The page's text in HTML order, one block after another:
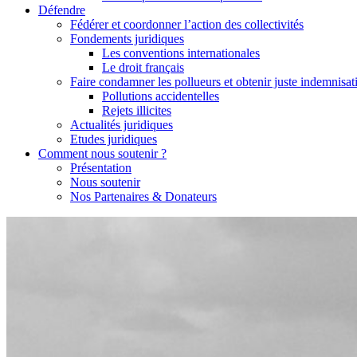
Défendre
Fédérer et coordonner l’action des collectivités
Fondements juridiques
Les conventions internationales
Le droit français
Faire condamner les pollueurs et obtenir juste
Pollutions accidentelles
Rejets illicites
Actualités juridiques
Etudes juridiques
Comment nous soutenir ?
Présentation
Nous soutenir
Nos Partenaires & Donateurs